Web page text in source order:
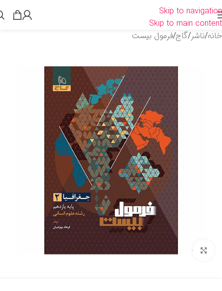
Skip to navigation
Skip to main content
خانه/ناشر/گاج/فرمول بیست
برای بزرگنمایی کلیک کنید